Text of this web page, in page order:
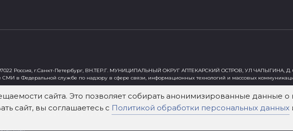
Россия, г.Санкт-Петербург, ВН.ТЕР.Г. МУНИЦИПАЛЬНЫЙ ОКРУГ АПТЕКАРСКИЙ ОСТРОВ, УЛ ЧАПЫГИНА, Д.
в Федеральной службе по надзору в сфере связи, информационных технологий и массовых
Федеральным законом от 29 декабря 2010 года № 436-ФЗ «О защите детей от информации, причиняющей
Использование материалов mockva.ru в коммерческих целях без письменного разрешения издания
infox
сайта. Это позволяет собирать анонимизированные данные
сайт, вы соглашаетесь с Политикой обработки персональных данных